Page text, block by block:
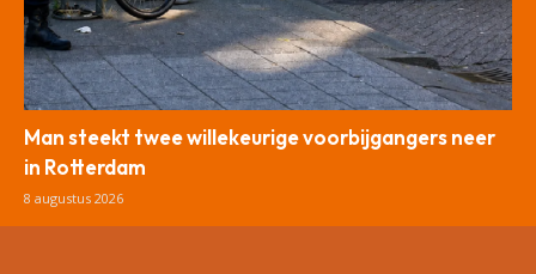
Man steekt twee willekeurige voorbijgangers neer
in Rotterdam
8 augustus 2026